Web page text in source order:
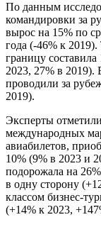
По данным
командировки за
вырос на 15% по
года (-46% к
границу
2023, 27% в 2019).
проводили за
2019).
Эксперты
международных
авиабилетов,
10% (9% в 2023 и
подорожала на
в одну сторону
классом бизнес-
(+14% к 2023,